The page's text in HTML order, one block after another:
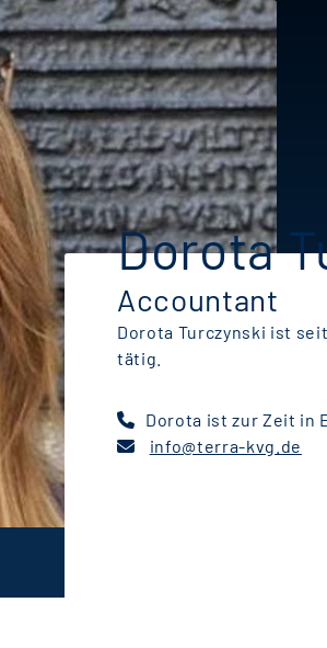
Dorota
Accountant
Dorota Turczynski ist
tätig.
Dorota ist zur Zeit in
info@terra-kvg.de